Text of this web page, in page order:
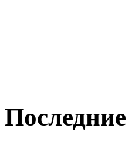
Последние